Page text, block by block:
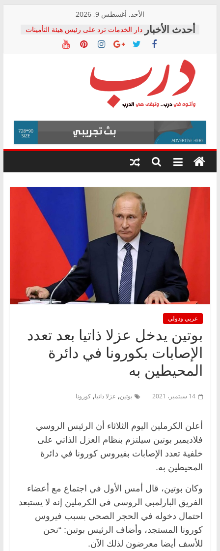
content
الأحد, أغسطس 9, 2026
دار الخدمات ترد على رئيس هيئة التأمينات
بعد مؤتمره الصحفي: إنكار الأزمة لا ينهي
معاناة أصحاب المعاشات.. ونطالب بكشف
فرحات سليمان يكتب: القطاع الصحي إلى
أين؟
حزب التحالف الشعبي يطلق لجنة “الحق
في الصحة” بالإسكندرية لرصد الانتهاكات
ودعم المرضى
الوزاري لمدينة الصحفيين.. وانتهاء أعمال
إنشاء المبنى الإداري
المجلس القومي لحقوق الإنسان يعلن
متابعة قضية الدكتور محمد زهران.. ويؤكد:
قرينة البراءة وضمانات المحاكمة العادلة
درب
وأتوه
درب..
وتبقى
هي
عربي ودولي
بوتين يدخل عزلا ذاتيا بعد تعدد
الإصابات بكورونا في دائرة
‏المحيطين به
14 سبتمبر، 2021 بوتين, عزلا ذاتيا, كورونا
أعلن الكرملين اليوم الثلاثاء أن الرئيس الروسي
فلاديمير بوتين سيلتزم بنظام العزل الذاتي على
خلفية تعدد الإصابات بفيروس ‏كورونا في دائرة
المحيطين به.‏
وكان بوتين، قال أمس الأول في اجتماع مع أعضاء
الفريق البارلمبي الروسي في الكرملين إنه لا يستبعد
احتمال دخوله في الحجر ‏الصحي بسبب فيروس
كورونا المستجد، ‏وأضاف الرئيس بوتين: “نحن
للأسف أيضا معرضون لذلك الآن.‏